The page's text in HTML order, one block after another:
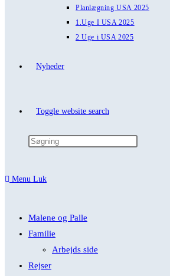
Planlægning USA 2025
1.Uge I USA 2025
2 Uge i USA 2025
Nyheder
Toggle website search
Menu Luk
Malene og Palle
Familie
Arbejds side
Rejser